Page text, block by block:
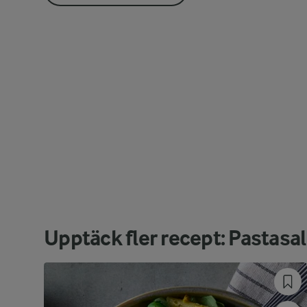
Upptäck fler recept: